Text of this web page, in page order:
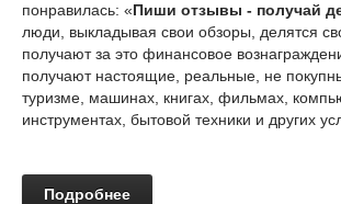
понравилась: «Пиши отзывы - получай
люди, выкладывая свои обзоры, делятся
получают за это финансовое
получают настоящие, реальные, не
туризме, машинах, книгах, фильмах,
инструментах, бытовой техники и других
Подробнее